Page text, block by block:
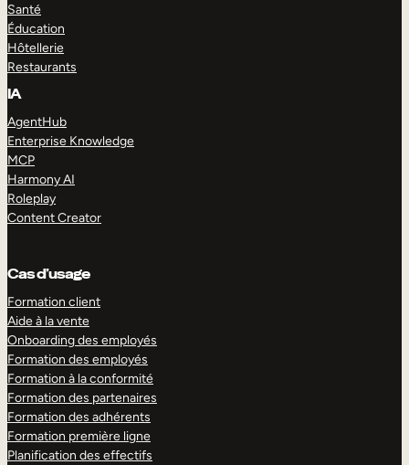
Santé
Éducation
Hôtellerie
Restaurants
IA
AgentHub
Enterprise Knowledge
MCP
Harmony AI
Roleplay
Content Creator
Cas d’usage
Formation client
Aide à la vente
Onboarding des employés
Formation des employés
Formation à la conformité
Formation des partenaires
Formation des adhérents
Formation première ligne
Planification des effectifs